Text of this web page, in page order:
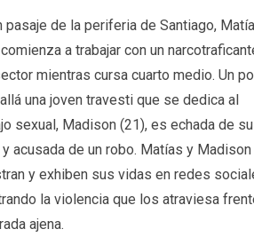
pasaje de la periferia de Santiago,
a trabajar con un
mientras cursa cuarto medio. Un
una joven travesti que se dedica al
sexual, Madison (21), es echada de su
acusada de un robo. Matías y Madison
y exhiben sus vidas en redes
la violencia que los atraviesa
ajena.